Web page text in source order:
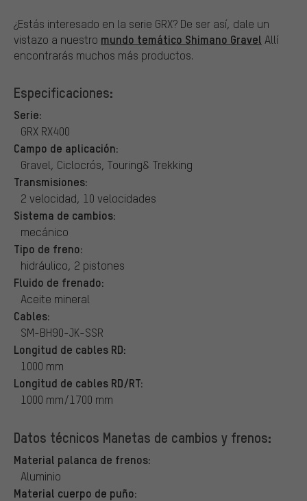
¿Estás interesado en la serie GRX? De ser así, dale un
vistazo a nuestro mundo temático Shimano Gravel Allí
encontrarás muchos más productos.
Especificaciones:
Serie:
GRX RX400
Campo de aplicación:
Gravel, Ciclocrós, Touring& Trekking
Transmisiones:
2 velocidad, 10 velocidades
Sistema de cambios:
mecánico
Tipo de freno:
hidráulico, 2 pistones
Fluido de frenado:
Aceite mineral
Cables:
SM-BH90-JK-SSR
Longitud de cables RD:
1000 mm
Longitud de cables RD/RT:
1000 mm/1700 mm
Datos técnicos Manetas de cambios y frenos:
Material palanca de frenos:
Aluminio
Material cuerpo de puño: